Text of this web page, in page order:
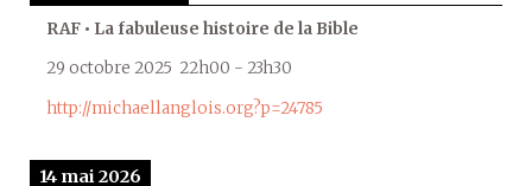
RAF • La fabuleuse histoire de la Bible
29 octobre 2025 22h00 - 23h30
http://michaellanglois.org?p=24785
14 mai 2026